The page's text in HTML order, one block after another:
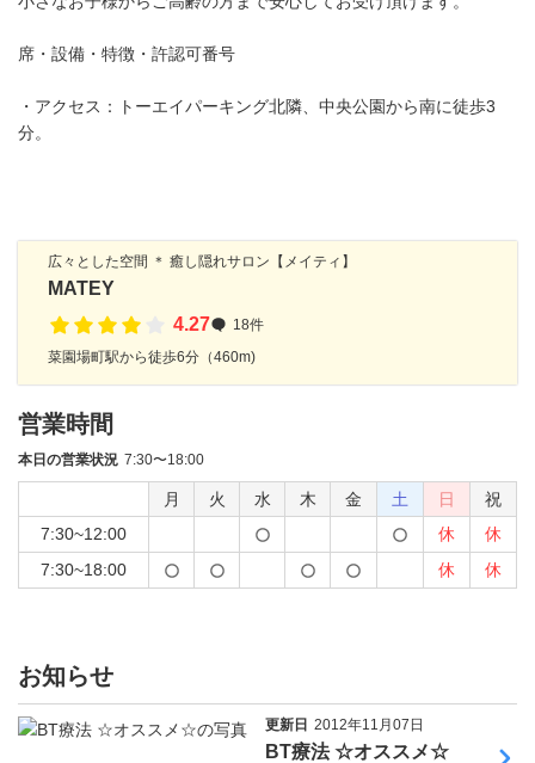
席・設備・特徴・許認可番号
・アクセス：トーエイパーキング北隣、中央公園から南に徒歩3
分。
広々とした空間 ＊ 癒し隠れサロン【メイティ】
MATEY
4.27
18件
菜園場町駅から徒歩6分（460m)
営業時間
本日の営業状況 7:30〜18:00
月 火 水 木 金 土 日
祝
7:30~12:00
休
休
7:30~18:00
休 休
お知らせ
更新日 2012年11月07日
BT療法 ☆オススメ☆